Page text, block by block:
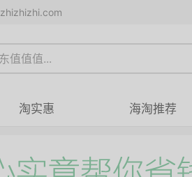
zhizhizhi.com
淘实惠 海淘推荐